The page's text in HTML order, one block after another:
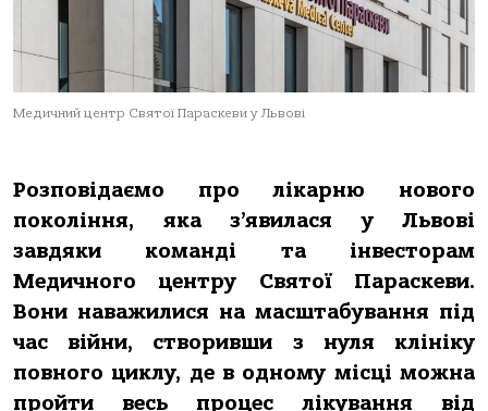
Медичний центр Святої Параскеви у Львові
Розповідаємо про лікарню нового
покоління, яка з’явилася у Львові
завдяки команді та інвесторам
Медичного центру Святої Параскеви.
Вони наважилися на масштабування під
час війни, створивши з нуля клініку
повного циклу, де в одному місці можна
пройти весь процес лікування від